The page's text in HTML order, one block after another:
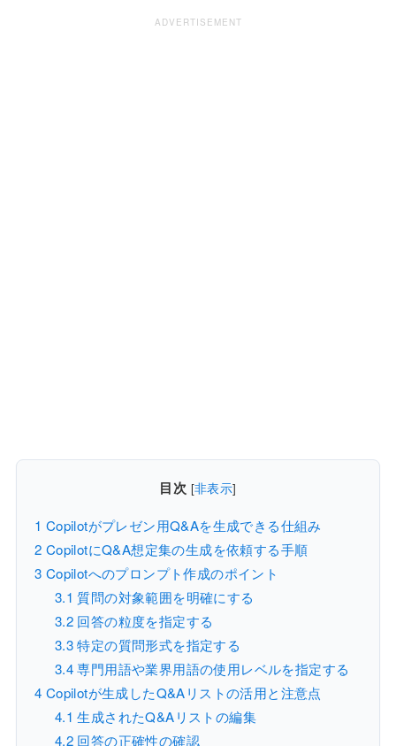
ADVERTISEMENT
目次 [非表示]
1 Copilotがプレゼン用Q&Aを生成できる仕組み
2 CopilotにQ&A想定集の生成を依頼する手順
3 Copilotへのプロンプト作成のポイント
3.1 質問の対象範囲を明確にする
3.2回答の粒度を指定する
3.3特定の質問形式を指定する
3.4専門用語や業界用語の使用レベルを指定する
4 Copilotが生成したQ&Aリストの活用と注意点
4.1 生成されたQ&Aリストの編集
4.2回答の正確性の確認